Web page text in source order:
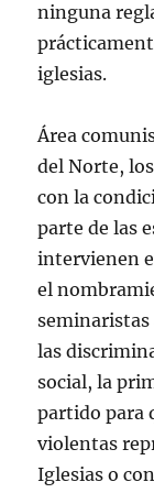
ninguna
iglesias.
Área
del Norte,
con la
parte de las
intervienen
el
seminaristas
las
social, la
partido para
violentas
Iglesias o